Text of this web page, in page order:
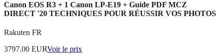
Canon EOS R3 + 1 Canon LP-E19 + Guide PDF MCZ
DIRECT '20 TECHNIQUES POUR RÉUSSIR VOS PHOTOS
Rakuten FR
3797.00 EURVoir le prix